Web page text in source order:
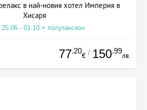
в най-новия хотел Империя в
Хисаря
25.06 - 01.10 + полупансион
77.20
€ / 150.99
лв.